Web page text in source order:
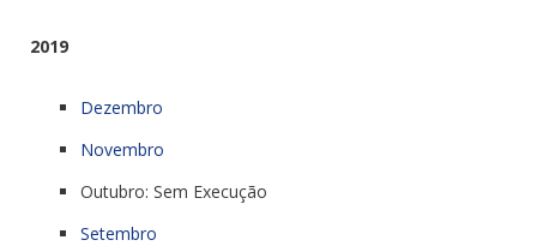
2019
Dezembro
Novembro
Outubro: Sem Execução
Setembro